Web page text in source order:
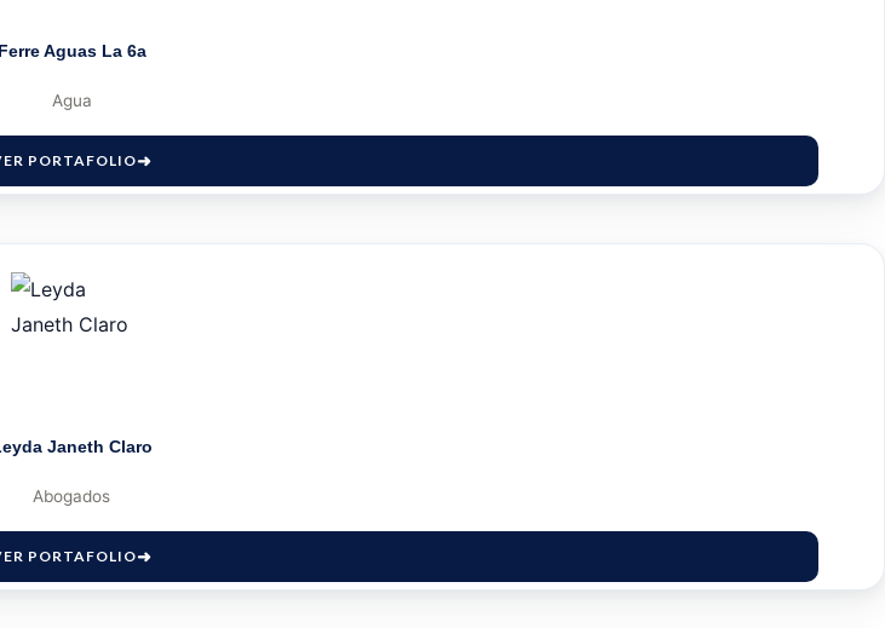
Ferre Aguas La 6a
Agua
PORTAFOLIO
Janeth Claro
Abogados
PORTAFOLIO